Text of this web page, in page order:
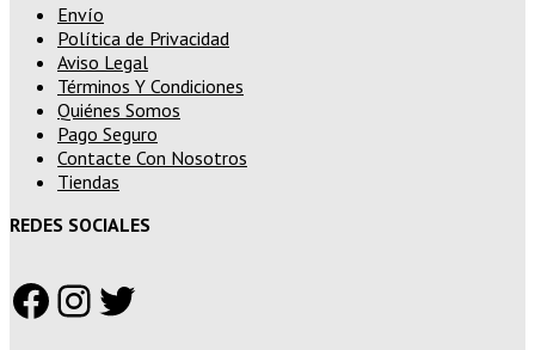
Envío
Política de Privacidad
Aviso Legal
Términos Y Condiciones
Quiénes Somos
Pago Seguro
Contacte Con Nosotros
Tiendas
REDES SOCIALES
Facebook
Instagram
Twitter